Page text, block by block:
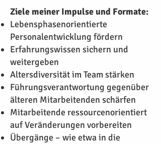
Ziele meiner Impulse und Formate:
Lebensphasenorientierte
Personalentwicklung fördern
Erfahrungswissen sichern und
weitergeben
Altersdiversität im Team stärken
Führungsverantwortung gegenüber
älteren Mitarbeitenden schärfen
Mitarbeitende ressourcenorientiert
auf Veränderungen vorbereiten
Übergänge – wie etwa in die